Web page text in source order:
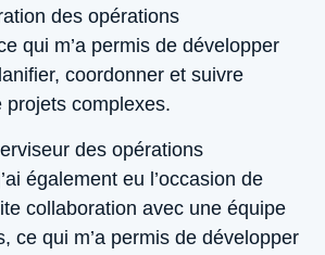
des opérations
qui m’a permis de développer
coordonner et suivre
projets complexes.
des opérations
également eu l’occasion de
collaboration avec une équipe
ce qui m’a permis de développer